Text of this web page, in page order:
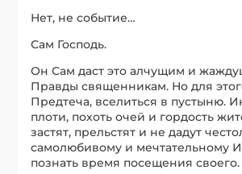
Нет, не событие…
Сам Господь.
Он Сам даст это алчущим и
Правды священникам. Но для
Предтеча, вселиться в пустыню.
плоти, похоть очей и гордость
застят, прельстят и не дадут
самолюбивому и мечтательному
познать время посещения своего.